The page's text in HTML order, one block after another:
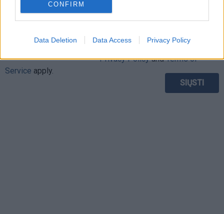
CONFIRM
Data Deletion Data Access Privacy Policy
Sutinku su taisyklėmis
This site is protected by
reCAPTCHA and the Google
Privacy PolicyandTerms of
Service apply.